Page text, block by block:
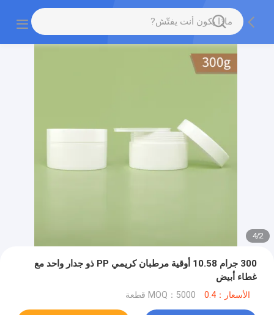
2
/
4
300 جرام 10.58 أوقية مرطبان كريمي PP ذو جدار واحد مع
غطاء أبيض
الأسعار：0.4 MOQ：5000 قطعة